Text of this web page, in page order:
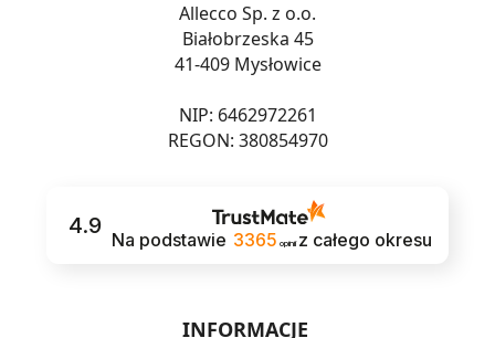
Allecco Sp. z o.o.
Białobrzeska 45
41-409 Mysłowice
NIP: 6462972261
REGON: 380854970
4.9
Na podstawie 3365 opinii z całego okresu
INFORMACJE